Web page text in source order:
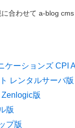
合わせて a-blog
ケーションズ CPI
レンタルサーバ版
版
版
プ版